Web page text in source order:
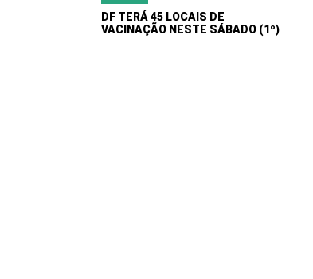
DF TERÁ 45 LOCAIS DE
VACINAÇÃO NESTE SÁBADO (1º)